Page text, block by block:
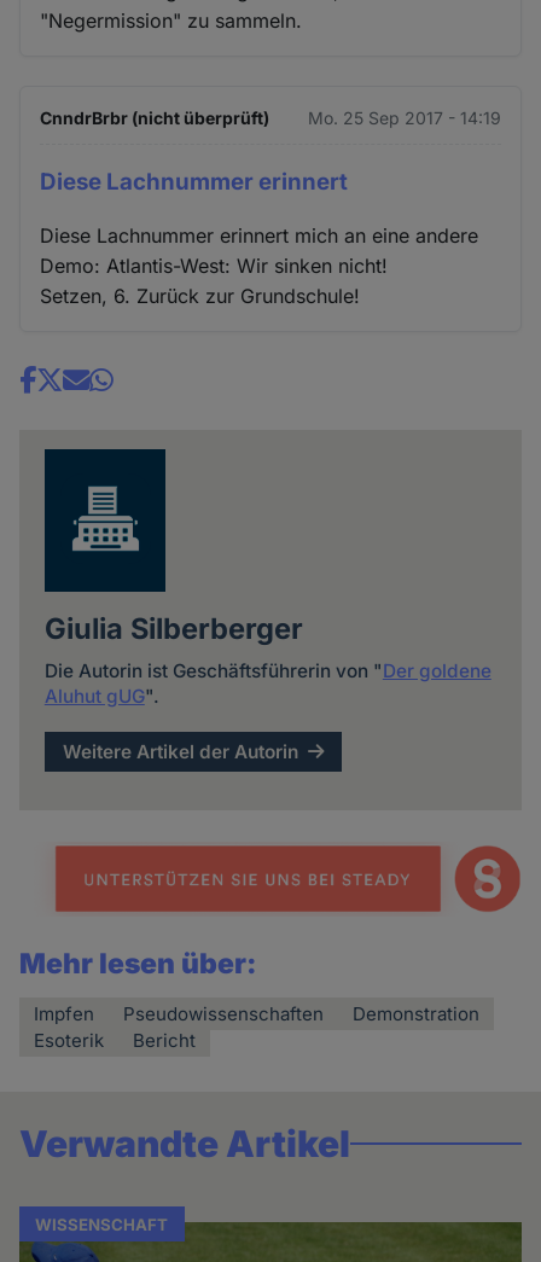
"Negermission" zu sammeln.
CnndrBrbr (nicht überprüft) Mo. 25 Sep 2017 - 14:19
Diese Lachnummer erinnert
Diese Lachnummer erinnert mich an eine andere
Demo: Atlantis-West: Wir sinken nicht!
Setzen, 6. Zurück zur Grundschule!
Share
Giulia Silberberger
Die Autorin ist Geschäftsführerin von "Der goldene
Aluhut gUG".
Weitere Artikel der Autorin
Mehr lesen über:
Impfen Pseudowissenschaften
Demonstration
Esoterik
Bericht
Verwandte Artikel
WISSENSCHAFT